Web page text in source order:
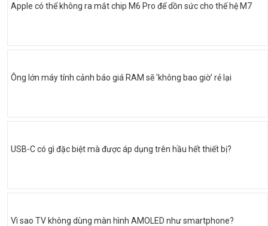
Apple có thể không ra mắt chip M6 Pro để dồn sức cho thế hệ M7
Ông lớn máy tính cảnh báo giá RAM sẽ 'không bao giờ' rẻ lại
USB-C có gì đặc biệt mà được áp dụng trên hầu hết thiết bị?
Vì sao TV không dùng màn hình AMOLED như smartphone?